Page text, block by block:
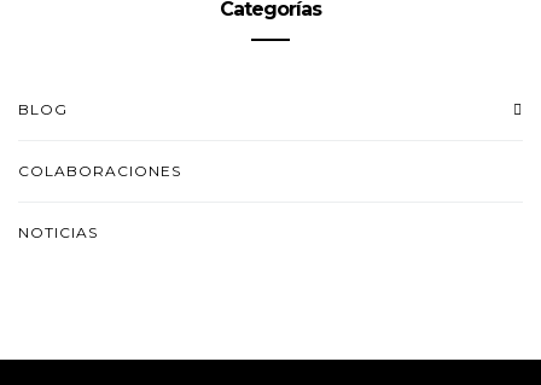
Categorías
BLOG
COLABORACIONES
NOTICIAS